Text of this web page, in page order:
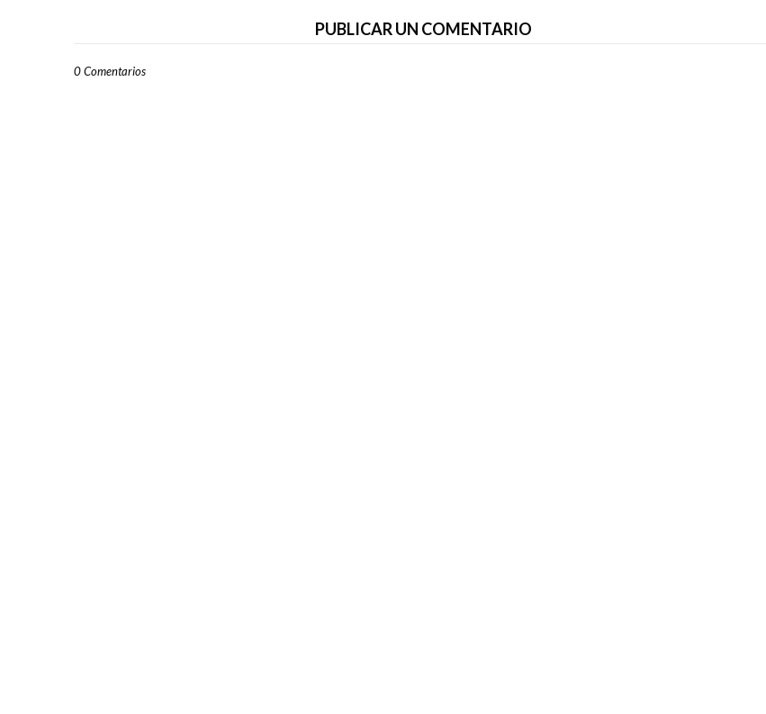
PUBLICAR UN COMENTARIO
0 Comentarios